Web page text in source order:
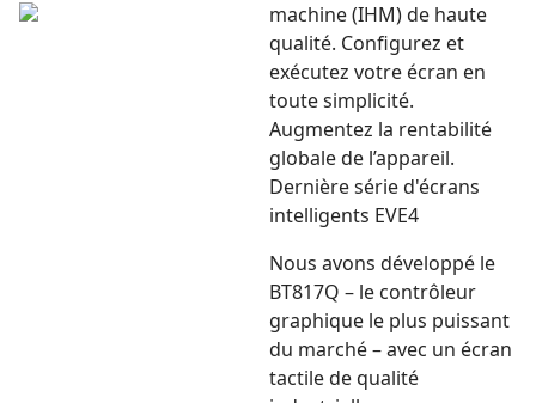
machine (IHM) de haute
qualité. Configurez et
exécutez votre écran en
toute simplicité.
Augmentez la rentabilité
globale de l’appareil.
Dernière série d'écrans
intelligents EVE4
Nous avons développé le
BT817Q – le contrôleur
graphique le plus puissant
du marché – avec un écran
tactile de qualité